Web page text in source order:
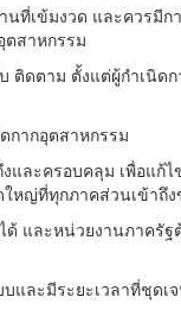
ที่เข้มงวด และควรมี
ตสาหกรรม
ติดตาม ตั้งแต่ผู้กำเนิด
กากอุตสาหกรรม
และครอบคลุม เพื่อแ
หญ่ที่ทุกภาคส่วนเข้าถึ
และหน่วยงานภาครั
ละมีระยะเวลาที่ชุด